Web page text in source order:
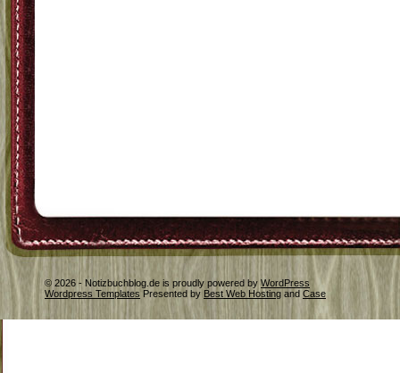
© 2026 - Notizbuchblog.de is proudly powered by WordPress
Wordpress Templates Presented by Best Web Hosting and Case